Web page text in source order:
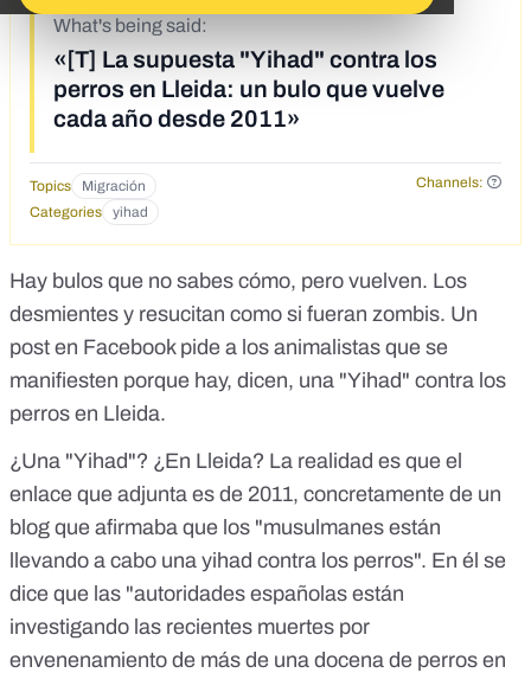
What's being said:
«[T] La supuesta "Yihad" contra los
perros en Lleida: un bulo que vuelve
cada año desde 2011»
Topics Migración
Channels:
Categories
yihad
Hay bulos que no sabes cómo, pero vuelven. Los
desmientes y resucitan como si fueran zombis. Un
post en Facebook pide a los animalistas que se
manifiesten porque hay, dicen, una "Yihad" contra los
perros en Lleida.
¿Una "Yihad"? ¿En Lleida? La realidad es que el
enlace que adjunta es de 2011, concretamente de un
blog que afirmaba que los "musulmanes están
llevando a cabo una yihad contra los perros". En él se
dice que las "autoridades españolas están
investigando las recientes muertes por
envenenamiento de más de una docena de perros en